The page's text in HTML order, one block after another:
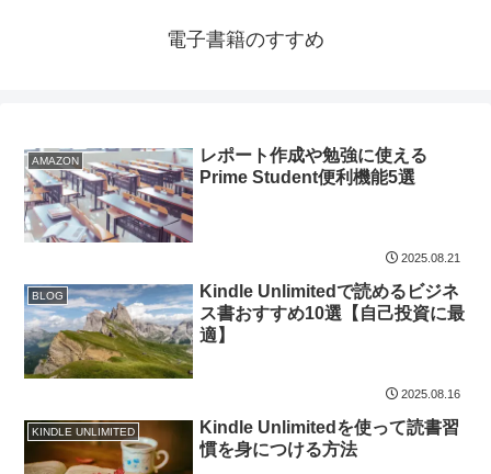
電子書籍のすすめ
AMAZON
レポート作成や勉強に使える
Prime Student便利機能5選
2025.08.21
BLOG
Kindle Unlimitedで読めるビジネ
ス書おすすめ10選【自己投資に最
適】
2025.08.16
KINDLE UNLIMITED
Kindle Unlimitedを使って読書習
慣を身につける方法